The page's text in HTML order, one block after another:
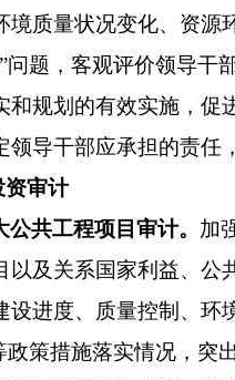
境质量状况变化、 资源
问题，客观评价领导干
和规划的有效实施，促
领导干部应承担的责任
资审计
公共工程项目审计。 加
以及关系国家利益、公
设进度、质量控制、
政策措施落实情况，突